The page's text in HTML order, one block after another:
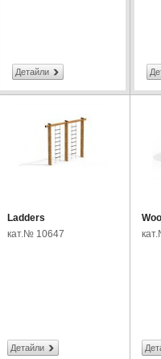
Детайли
Ladders
кат.№ 10647
Детайли